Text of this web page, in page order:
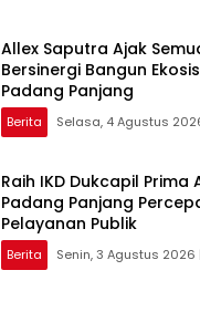
Allex Saputra Ajak
Bersinergi Bangun
Padang Panjang
Berita Selasa, 4 Agustus
Raih IKD Dukcapil Prima
Padang Panjang
Pelayanan Publik
Berita Senin, 3 Agustus 2026